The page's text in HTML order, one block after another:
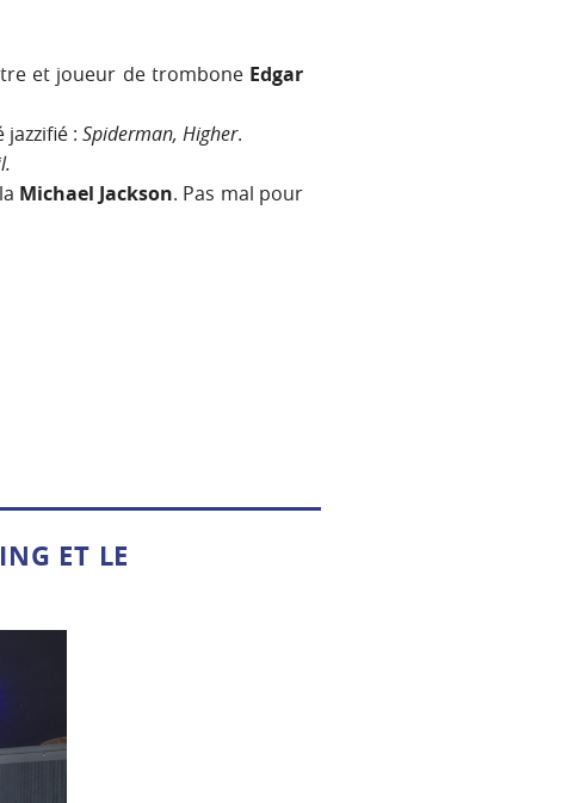
et joueur de tromboneEdgar
jazzifié : Spiderman, Higher.
Michael Jackson. Pas mal pour
ET LE